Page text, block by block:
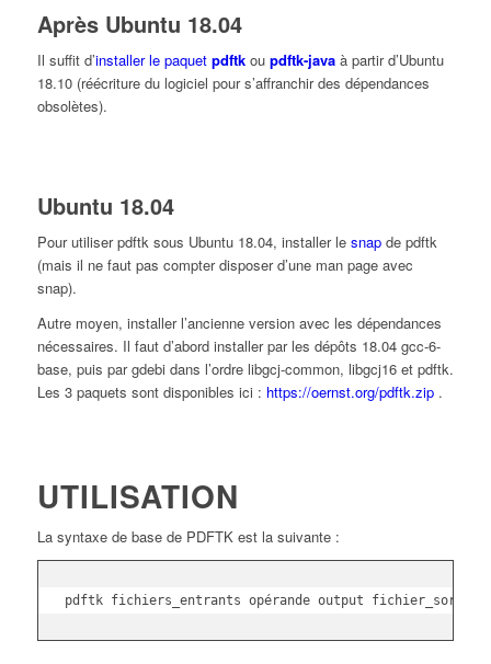
Après Ubuntu 18.04
Il suffit d’installer le paquet pdftkou pdftk-javaà partir d’Ubuntu
18.10 (réécriture du logiciel pour s’affranchir des dépendances
obsolètes).
Ubuntu 18.04
Pour utiliser pdftk sous Ubuntu 18.04, installer le snapde pdftk
(mais il ne faut pas compter disposer d’une man page avec
snap).
Autre moyen, installer l’ancienne version avec les dépendances
nécessaires. Il faut d’abord installer par les dépôts 18.04 gcc-6-
base, puis par gdebi dans l’ordre libgcj-common, libgcj16 et pdftk.
Les 3 paquets sont disponibles ici : https://oernst.org/pdftk.zip.
UTILISATION
La syntaxe de base de PDFTK est la suivante :
pdftk fichiers_entrants opérande output fichier_sortant